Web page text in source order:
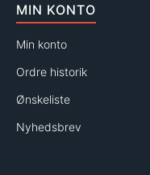
MIN KONTO
Min konto
Ordre historik
Ønskeliste
Nyhedsbrev